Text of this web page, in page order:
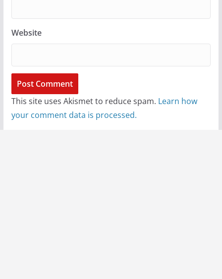
Website
This site uses Akismet to reduce spam. Learn how
your comment data is processed.